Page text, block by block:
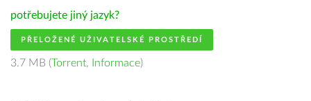
potřebujete jiný jazyk?
PŘELOŽENÉ UŽIVATELSKÉ PROSTŘEDÍ
3.7 MB (Torrent, Informace)